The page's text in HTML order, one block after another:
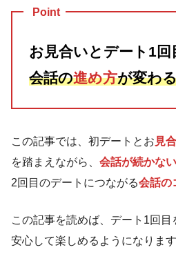
Point
お見合いとデート1回
会話の進め方が変わ
この記事では、初デートとお 見
を踏まえながら、 会話が続かな
2回目のデートにつながる会話の
この記事を読めば、デート1回目
安心して楽しめるようになります